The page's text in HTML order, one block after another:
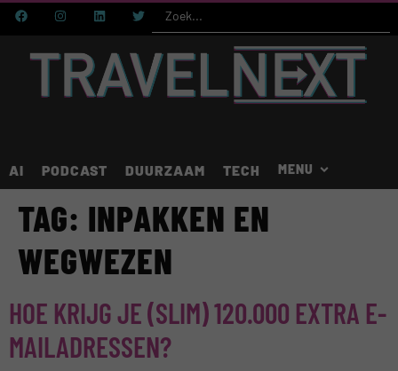
AI PODCAST DUURZAAM TECH
TAG: INPAKKEN EN
WEGWEZEN
HOE KRIJG JE (SLIM) 120.000 EXTRA E-
MAILADRESSEN?